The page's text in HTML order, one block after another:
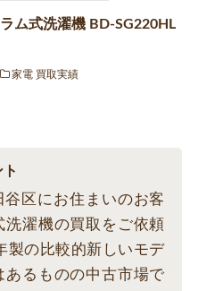
ム式洗濯機 BD-SG220HL
家電 買取実績
区にお住まいのお客
濯機の買取をご依頼
製の比較的新しいモデ
あるものの中古市場で